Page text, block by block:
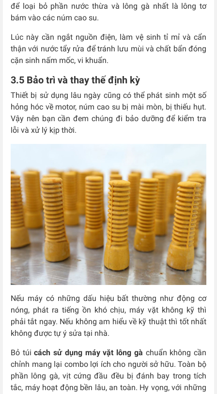
để loại bỏ phần nước thừa và lông gà nhất là lông tơ
bám vào các núm cao su.
Lúc này cần ngắt nguồn điện, làm vệ sinh tỉ mỉ và cẩn
thận với nước tẩy rửa để tránh lưu mùi và chất bẩn đóng
cặn sinh nấm mốc, vi khuẩn.
3.5 Bảo trì và thay thế định kỳ
Thiết bị sử dụng lâu ngày cũng có thể phát sinh một số
hỏng hóc về motor, núm cao su bị mài mòn, bị thiếu hụt.
Vậy nên bạn cần đem chúng đi bảo dưỡng để kiểm tra
lỗi và xử lý kịp thời.
Nếu máy có những dấu hiệu bất thường như động cơ
nóng, phát ra tiếng ồn khó chịu, máy vặt không kỹ thì
phải tắt ngay. Nếu không am hiểu về kỹ thuật thì tốt nhất
không được tự ý sửa tại nhà.
Bỏ túicách sử dụng máy vặt lông gà chuẩn không cần
chỉnh mang lại combo lợi ích cho người sở hữu. Toàn bộ
phần lông gà, vịt cứng đầu đều bị đánh bay trong tích
tắc, máy hoạt động bền lâu, an toàn. Hy vọng, với những